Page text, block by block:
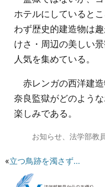
ホテルにしていると
わず歴史的建造物は
けさ・周辺の美しい
人気を集めている。
赤レンガの西洋建造
奈良監獄がどのよう
楽しみである。
お知らせ、 法学部教
«立つ鳥跡を濁さず…